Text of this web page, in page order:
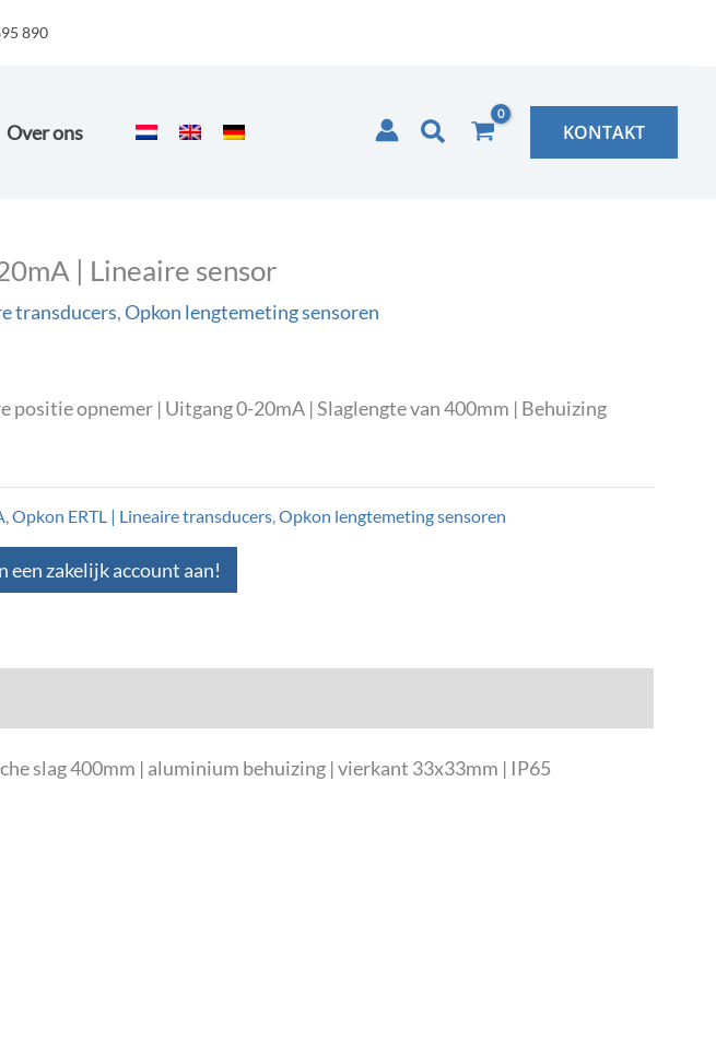
890
Over ons Zoeken KONTAKT
| Lineaire sensor
transducers,Opkon lengtemeting sensoren
positie opnemer | Uitgang 0-20mA | Slaglengte van 400mm | Behuizing
,Opkon ERTL | Lineaire transducers,Opkon lengtemeting sensoren
een zakelijk account aan!
slag 400mm | aluminium behuizing | vierkant 33x33mm | IP65